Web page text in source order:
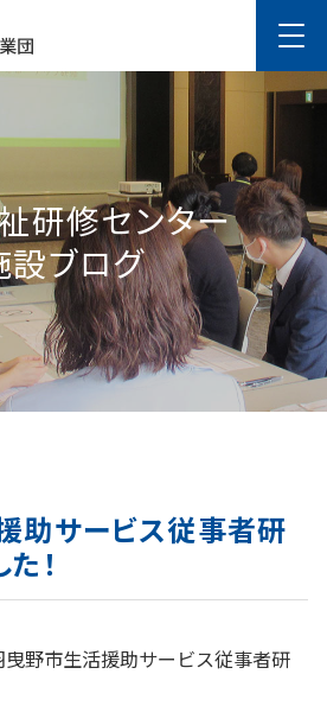
研修センター
設ブログ
助サービス従事者研
！
野市生活援助サービス従事者研